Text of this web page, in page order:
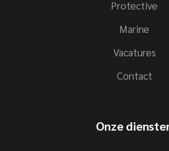
Protective
Marine
Vacatures
Contact
Onze